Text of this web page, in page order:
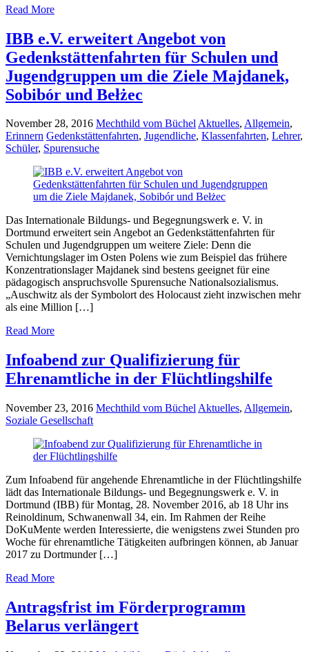
Read More
IBB e.V. erweitert Angebot von
Gedenkstättenfahrten für Schulen und
Jugendgruppen um die Ziele Majdanek,
Sobibór und Bełżec
November 28, 2016 Mechthild vom BüchelAktuelles, Allgemein,
Erinnern Gedenkstättenfahrten, Jugendliche, Klassenfahrten, Lehrer,
Schüler, Spurensuche
Das Internationale Bildungs- und Begegnungswerk e. V. in
Dortmund erweitert sein Angebot an Gedenkstättenfahrten für
Schulen und Jugendgruppen um weitere Ziele: Denn die
Vernichtungslager im Osten Polens wie zum Beispiel das frühere
Konzentrationslager Majdanek sind bestens geeignet für eine
pädagogisch anspruchsvolle Spurensuche Nationalsozialismus.
„Auschwitz als der Symbolort des Holocaust zieht inzwischen mehr
als eine Million […]
Read More
Infoabend zur Qualifizierung für
Ehrenamtliche in der Flüchtlingshilfe
November 23, 2016 Mechthild vom Büchel Aktuelles, Allgemein,
Soziale Gesellschaft
Zum Infoabend für angehende Ehrenamtliche in der Flüchtlingshilfe
lädt das Internationale Bildungs- und Begegnungswerk e. V. in
Dortmund (IBB) für Montag, 28. November 2016, ab 18 Uhr ins
Reinoldinum, Schwanenwall 34, ein. Im Rahmen der Reihe
DoKuMente werden Interessierte, die wenigstens zwei Stunden pro
Woche für ehrenamtliche Tätigkeiten aufbringen können, ab Januar
2017 zu Dortmunder […]
Read More
Antragsfrist im Förderprogramm
Belarus verlängert